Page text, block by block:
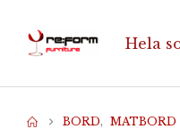
Hela
BORD, MATBORD